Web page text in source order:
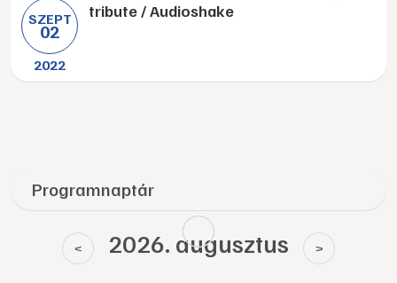
SZEPT
02
2022
tribute / Audioshake
Programnaptár
< 2026. augusztus >